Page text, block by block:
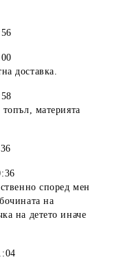
доставка.
материята
според мен
на
на детето иначе